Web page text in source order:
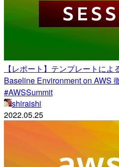
【レポート】テンプレートに
Baseline Environment on AWS
#AWSSummit
shiraishi
2022.05.25